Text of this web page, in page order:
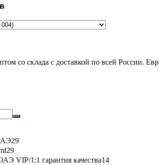
со склада с доставкой по всей России.
29
29
VIP/1:1 гарантия качества14